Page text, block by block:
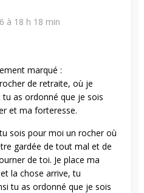
à 18 h 18 min
marqué :
de retraite, où je
as ordonné que je sois
et ma forteresse.
sois pour moi un rocher où
gardée de tout mal et de
de toi. Je place ma
la chose arrive, tu
tu as ordonné que je sois